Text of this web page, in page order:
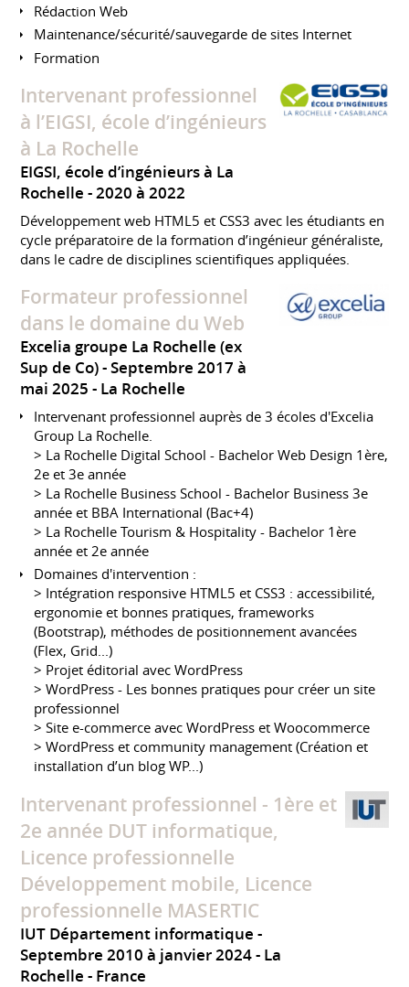
Rédaction Web
Maintenance/sécurité/sauvegarde de sites Internet
Formation
Intervenant professionnel
à l’EIGSI, école d’ingénieurs
à La Rochelle
EIGSI, école d’ingénieurs à La
Rochelle
2020 à 2022
Développement web HTML5 et CSS3 avec les étudiants en
cycle préparatoire de la formation d’ingénieur généraliste,
dans le cadre de disciplines scientifiques appliquées.
Formateur professionnel
dans le domaine du Web
Excelia groupe La Rochelle (ex
Sup de Co)
Septembre 2017 à
mai 2025 La Rochelle
Intervenant professionnel auprès de 3 écoles d'Excelia
Group La Rochelle.
> La Rochelle Digital School - Bachelor Web Design 1ère,
2e et 3e année
> La Rochelle Business School - Bachelor Business 3e
année et BBA International ​​​​​​​(Bac+4)
> La Rochelle Tourism & Hospitality - Bachelor 1ère
année et 2e année
Domaines d'intervention :
> Intégration responsive HTML5 et CSS3 : accessibilité,
ergonomie et bonnes pratiques, frameworks
(Bootstrap), méthodes de positionnement avancées
(Flex, Grid...)
> Projet éditorial avec WordPress
> WordPress - Les bonnes pratiques pour créer un site
professionnel
> Site e-commerce avec WordPress et Woocommerce
> WordPress et community management (Création et
installation d’un blog WP...)
Intervenant professionnel - 1ère et
2e année DUT informatique,
Licence professionnelle
Développement mobile, Licence
professionnelle MASERTIC
IUT Département informatique
Septembre 2010 à janvier 2024 La
Rochelle
France